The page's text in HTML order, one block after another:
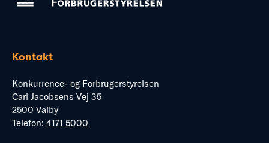
Kontakt
Konkurrence- og Forbrugerstyrelsen
Carl Jacobsens Vej 35
2500 Valby
Telefon: 4171 5000